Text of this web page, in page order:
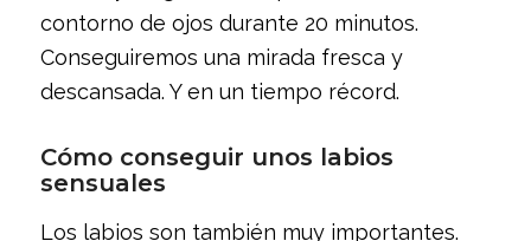
contorno de ojos durante 20 minutos.
Conseguiremos una mirada fresca y
descansada. Y en un tiempo récord.
Cómo conseguir unos labios
sensuales
Los labios son también muy importantes.